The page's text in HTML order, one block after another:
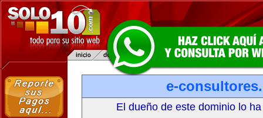
e-
El dueño de este dominio lo